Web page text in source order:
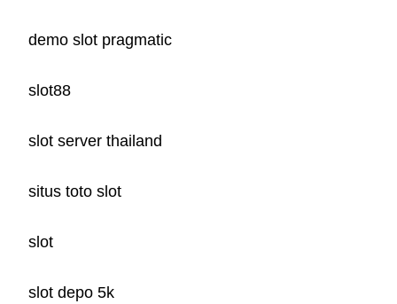
demo slot pragmatic
slot88
slot server thailand
situs toto slot
slot
slot depo 5k